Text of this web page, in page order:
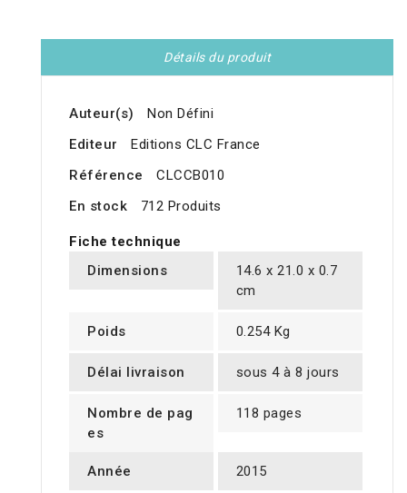
Détails du produit
Auteur(s)
Non Défini
Editeur
Editions CLC France
Référence
CLCCB010
En stock
712 Produits
Fiche technique
Dimensions
14.6 x 21.0 x 0.7
cm
Poids 0.254 Kg
Délai livraison sous 4 à 8 jours
Nombre de pag
es
118 pages
Année 2015